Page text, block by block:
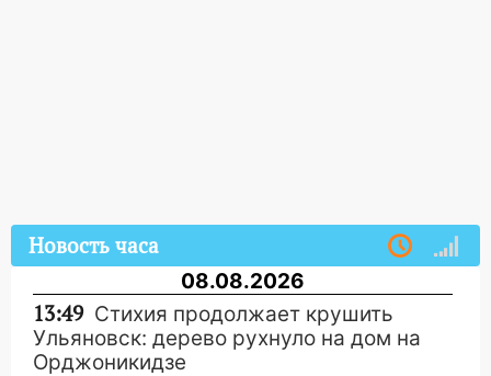
Новость часа
08.08.2026
13:49 Стихия продолжает крушить
Ульяновск: дерево рухнуло на дом на
Орджоникидзе